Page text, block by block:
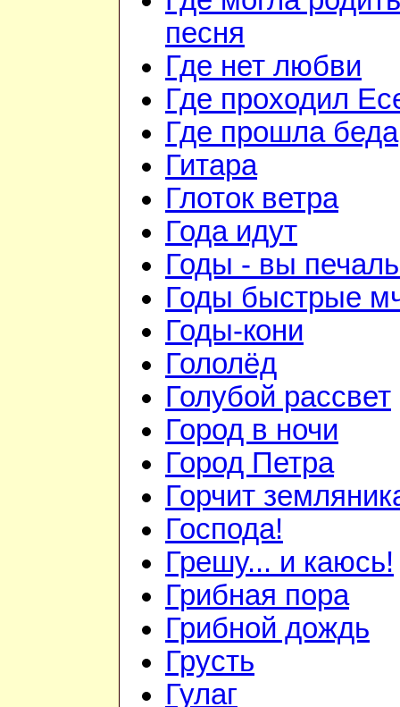
песня
Где нет любви
Где проходил
Где прошла беда
Гитара
Глоток ветра
Года идут
Годы - вы
Годы быстрые
Годы-кони
Гололёд
Голубой рассвет
Город в ночи
Город Петра
Горчит
Господа!
Грешу... и каюсь!
Грибная пора
Грибной дождь
Грусть
Гулаг